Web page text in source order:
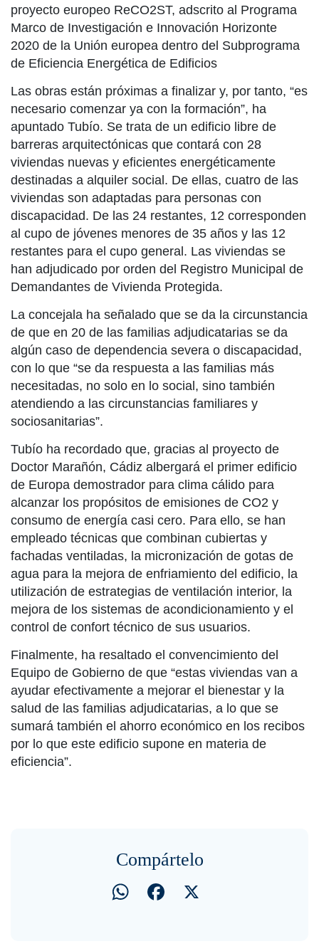
proyecto europeo ReCO2ST, adscrito al Programa
Marco de Investigación e Innovación Horizonte
2020 de la Unión europea dentro del Subprograma
de Eficiencia Energética de Edificios
Las obras están próximas a finalizar y, por tanto, “es
necesario comenzar ya con la formación”, ha
apuntado Tubío. Se trata de un edificio libre de
barreras arquitectónicas que contará con 28
viviendas nuevas y eficientes energéticamente
destinadas a alquiler social. De ellas, cuatro de las
viviendas son adaptadas para personas con
discapacidad. De las 24 restantes, 12 corresponden
al cupo de jóvenes menores de 35 años y las 12
restantes para el cupo general. Las viviendas se
han adjudicado por orden del Registro Municipal de
Demandantes de Vivienda Protegida.
La concejala ha señalado que se da la circunstancia
de que en 20 de las familias adjudicatarias se da
algún caso de dependencia severa o discapacidad,
con lo que “se da respuesta a las familias más
necesitadas, no solo en lo social, sino también
atendiendo a las circunstancias familiares y
sociosanitarias”.
Tubío ha recordado que, gracias al proyecto de
Doctor Marañón, Cádiz albergará el primer edificio
de Europa demostrador para clima cálido para
alcanzar los propósitos de emisiones de CO2 y
consumo de energía casi cero. Para ello, se han
empleado técnicas que combinan cubiertas y
fachadas ventiladas, la micronización de gotas de
agua para la mejora de enfriamiento del edificio, la
utilización de estrategias de ventilación interior, la
mejora de los sistemas de acondicionamiento y el
control de confort técnico de sus usuarios.
Finalmente, ha resaltado el convencimiento del
Equipo de Gobierno de que “estas viviendas van a
ayudar efectivamente a mejorar el bienestar y la
salud de las familias adjudicatarias, a lo que se
sumará también el ahorro económico en los recibos
por lo que este edificio supone en materia de
eficiencia”.
Compártelo
WhatsAppFacebook